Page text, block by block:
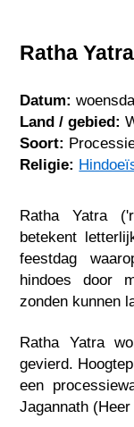
Ratha Yatra
Datum:
Land / gebied:
Soort:
Religie:
Ratha Yatra
betekent
feestdag
hindoes door
zonden kunnen
Ratha Yatra
gevierd.
een
Jagannath